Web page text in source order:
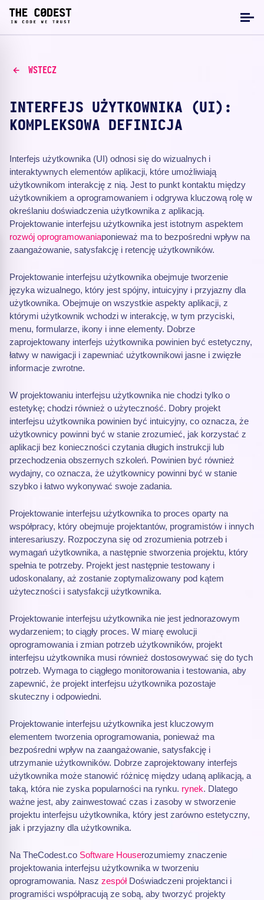
WSTECZ
INTERFEJS UŻYTKOWNIKA (UI):
KOMPLEKSOWA DEFINICJA
Interfejs użytkownika (UI) odnosi się do wizualnych i
interaktywnych elementów aplikacji, które umożliwiają
użytkownikom interakcję z nią. Jest to punkt kontaktu między
użytkownikiem a oprogramowaniem i odgrywa kluczową rolę w
określaniu doświadczenia użytkownika z aplikacją.
Projektowanie interfejsu użytkownika jest istotnym aspektem
rozwój oprogramowaniaponieważ ma to bezpośredni wpływ na
zaangażowanie, satysfakcję i retencję użytkowników.
Projektowanie interfejsu użytkownika obejmuje tworzenie
języka wizualnego, który jest spójny, intuicyjny i przyjazny dla
użytkownika. Obejmuje on wszystkie aspekty aplikacji, z
którymi użytkownik wchodzi w interakcję, w tym przyciski,
menu, formularze, ikony i inne elementy. Dobrze
zaprojektowany interfejs użytkownika powinien być estetyczny,
łatwy w nawigacji i zapewniać użytkownikowi jasne i zwięzłe
informacje zwrotne.
W projektowaniu interfejsu użytkownika nie chodzi tylko o
estetykę; chodzi również o użyteczność. Dobry projekt
interfejsu użytkownika powinien być intuicyjny, co oznacza, że
użytkownicy powinni być w stanie zrozumieć, jak korzystać z
aplikacji bez konieczności czytania długich instrukcji lub
przechodzenia obszernych szkoleń. Powinien być również
wydajny, co oznacza, że użytkownicy powinni być w stanie
szybko i łatwo wykonywać swoje zadania.
Projektowanie interfejsu użytkownika to proces oparty na
współpracy, który obejmuje projektantów, programistów i innych
interesariuszy. Rozpoczyna się od zrozumienia potrzeb i
wymagań użytkownika, a następnie stworzenia projektu, który
spełnia te potrzeby. Projekt jest następnie testowany i
udoskonalany, aż zostanie zoptymalizowany pod kątem
użyteczności i satysfakcji użytkownika.
Projektowanie interfejsu użytkownika nie jest jednorazowym
wydarzeniem; to ciągły proces. W miarę ewolucji
oprogramowania i zmian potrzeb użytkowników, projekt
interfejsu użytkownika musi również dostosowywać się do tych
potrzeb. Wymaga to ciągłego monitorowania i testowania, aby
zapewnić, że projekt interfejsu użytkownika pozostaje
skuteczny i odpowiedni.
Projektowanie interfejsu użytkownika jest kluczowym
elementem tworzenia oprogramowania, ponieważ ma
bezpośredni wpływ na zaangażowanie, satysfakcję i
utrzymanie użytkowników. Dobrze zaprojektowany interfejs
użytkownika może stanowić różnicę między udaną aplikacją, a
taką, która nie zyska popularności na rynku. rynek. Dlatego
ważne jest, aby zainwestować czas i zasoby w stworzenie
projektu interfejsu użytkownika, który jest zarówno estetyczny,
jak i przyjazny dla użytkownika.
Na TheCodest.co Software Houserozumiemy znaczenie
projektowania interfejsu użytkownika w tworzeniu
oprogramowania. Nasz zespółDoświadczeni projektanci i
programiści współpracują ze sobą, aby tworzyć projekty